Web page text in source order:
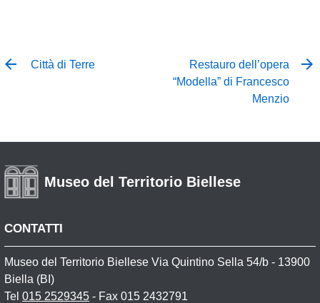
Città di Terre
Restauro dell’opera
“Modella” di Francesco
Menzio
Museo del Territorio Biellese
CONTATTI
Museo del Territorio Biellese Via Quintino Sella 54/b - 13900
Biella (BI)
Tel 015 2529345 - Fax 015 2432791